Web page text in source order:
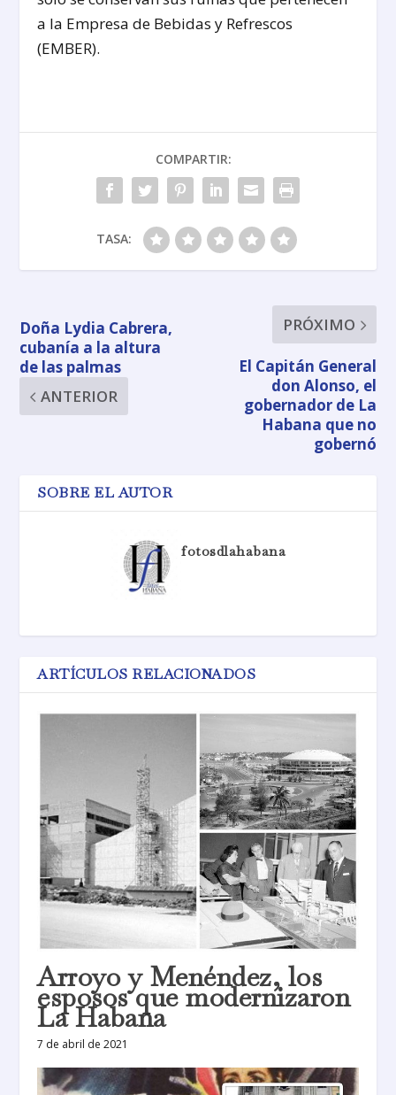
a la Empresa de Bebidas y Refrescos
(EMBER).
COMPARTIR:
TASA:
Doña Lydia Cabrera,
cubanía a la altura
de las palmas
ANTERIOR
PRÓXIMO
El Capitán General
don Alonso, el
gobernador de La
Habana que no
gobernó
SOBRE EL AUTOR
fotosdlahabana
ARTÍCULOS RELACIONADOS
Arroyo y Menéndez, los
esposos que modernizaron
La Habana
7 de abril de 2021